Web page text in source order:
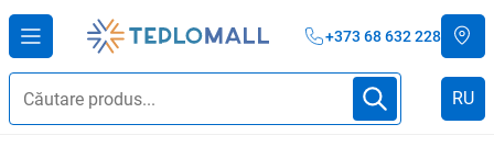
+373 68 632 228
RU